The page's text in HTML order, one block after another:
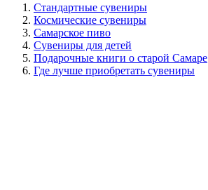
Стандартные сувениры
Космические сувениры
Самарское пиво
Сувениры для детей
Подарочные книги о старой Самаре
Где лучше приобретать сувениры